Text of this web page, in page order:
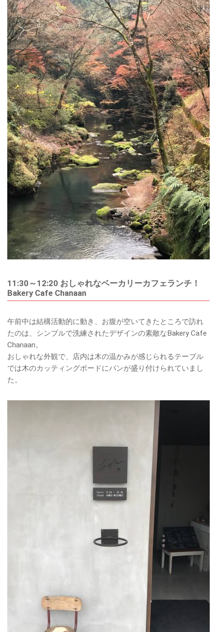
11:30～12:20 おしゃれなベーカリーカフェランチ！
Bakery Cafe Chanaan
午前中は結構活動的に動き、お腹が空いてきたところで訪れ
たのは、シンプルで洗練されたデザインの素敵なBakery Cafe
Chanaan。
おしゃれな外観で、店内は木の温かみが感じられるテーブル
では木のカッティングボードにパンが盛り付けられていまし
た。